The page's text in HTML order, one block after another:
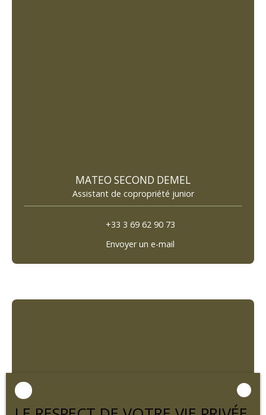
MATEO SECOND DEMEL
Assistant de copropriété junior
+33 3 69 62 90 73
Envoyer un e-mail